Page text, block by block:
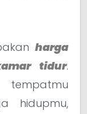
harga
tidur.
hidupmu,